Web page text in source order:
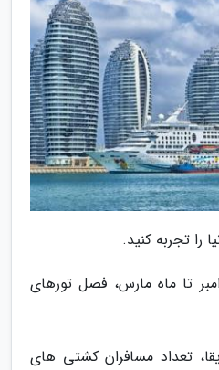
را تجربه کنید.
تا ماه مارس، فصل تورهای
تعداد مسافران کشتی های